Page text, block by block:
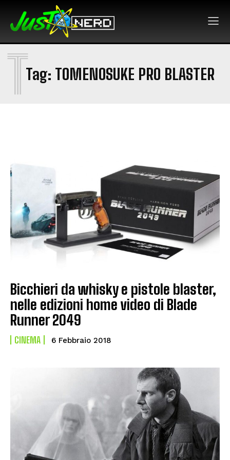
Tag: TOMENOSUKE PRO BLASTER
T
Bicchieri da whisky e pistole blaster,
nelle edizioni home video di Blade
Runner 2049
CINEMA 6 Febbraio 2018